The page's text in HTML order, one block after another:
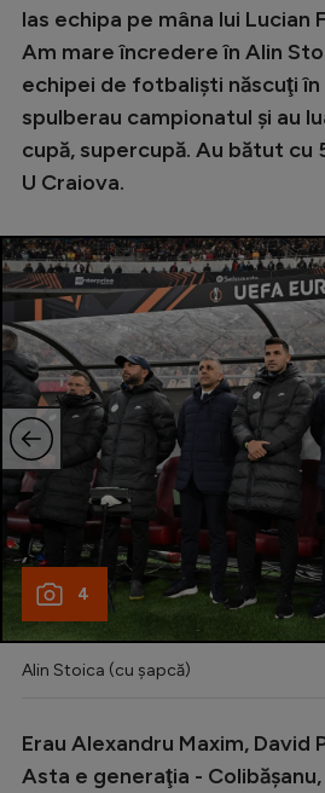
las echipa pe mâna lui Lucian
Am mare încredere în Alin
echipei de fotbalişti născuţi
spulberau campionatul şi au
cupă, supercupă. Au bătut cu
U Craiova.
4
Alin Stoica (cu șapcă)
Erau Alexandru Maxim, David
Asta e generaţia -